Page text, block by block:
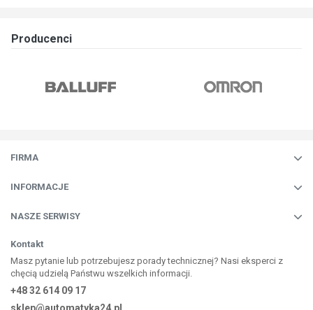
Producenci
FIRMA
INFORMACJE
NASZE SERWISY
Kontakt
Masz pytanie lub potrzebujesz porady technicznej? Nasi eksperci z
chęcią udzielą Państwu wszelkich informacji.
+48 32 614 09 17